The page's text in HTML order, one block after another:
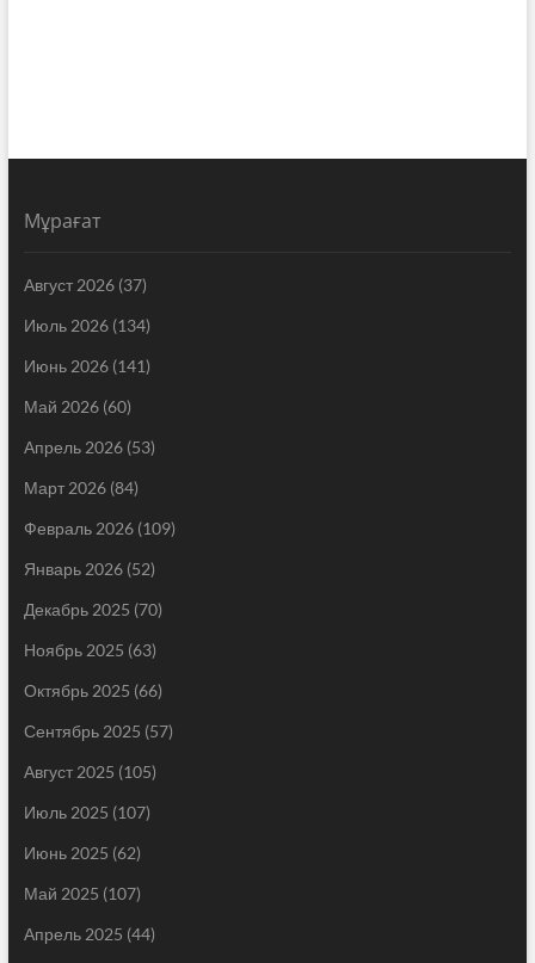
Мұрағат
Август 2026(37)
Июль 2026(134)
Июнь 2026(141)
Май 2026(60)
Апрель 2026(53)
Март 2026(84)
Февраль 2026(109)
Январь 2026(52)
Декабрь 2025 (70)
Ноябрь 2025 (63)
Октябрь 2025 (66)
Сентябрь 2025 (57)
Август 2025 (105)
Июль 2025 (107)
Июнь 2025 (62)
Май 2025 (107)
Апрель 2025 (44)